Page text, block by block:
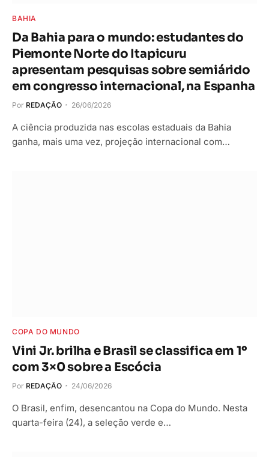
BAHIA
Da Bahia para o mundo: estudantes do
Piemonte Norte do Itapicuru
apresentam pesquisas sobre semiárido
em congresso internacional, na Espanha
Por REDAÇÃO 26/06/2026
A ciência produzida nas escolas estaduais da Bahia
ganha, mais uma vez, projeção internacional com…
COPA DO MUNDO
Vini Jr. brilha e Brasil se classifica em 1º
com 3×0 sobre a Escócia
Por REDAÇÃO 24/06/2026
O Brasil, enfim, desencantou na Copa do Mundo. Nesta
quarta-feira (24), a seleção verde e…